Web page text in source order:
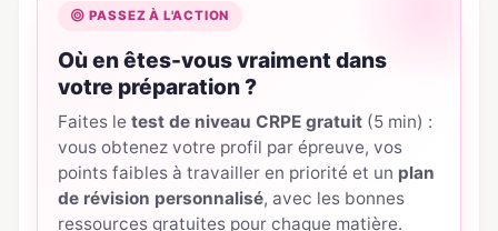
PASSEZ À L'ACTION
Où en êtes-vous vraiment dans
votre préparation ?
Faites letest de niveau CRPE gratuit (5 min) :
vous obtenez votre profil par épreuve, vos
points faibles à travailler en priorité et un plan
de révision personnalisé, avec les bonnes
ressources gratuites pour chaque matière.